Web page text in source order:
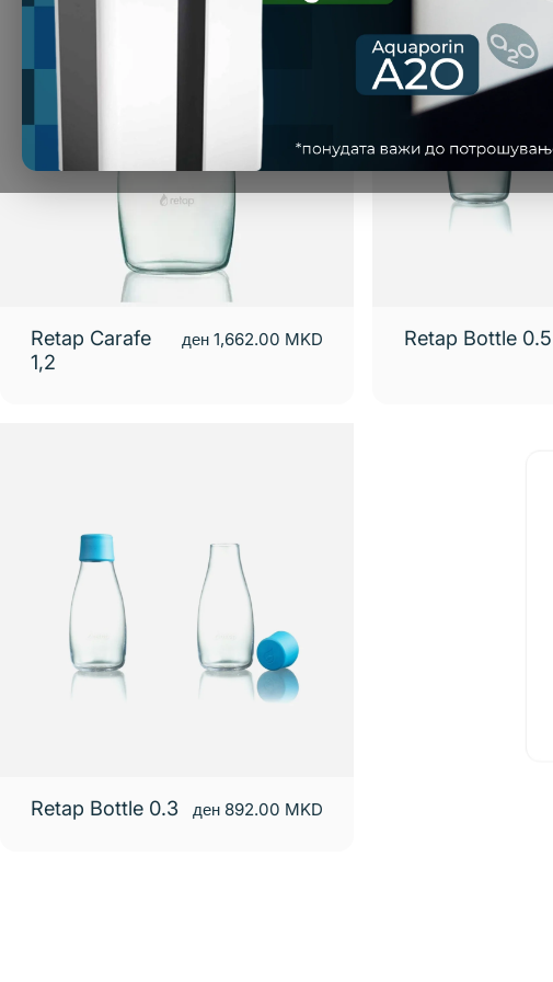
Retap Carafe
1,2
ден 1,662.00 MKD Retap Bottle 0.5
Retap Bottle 0.3 ден 892.00 MKD